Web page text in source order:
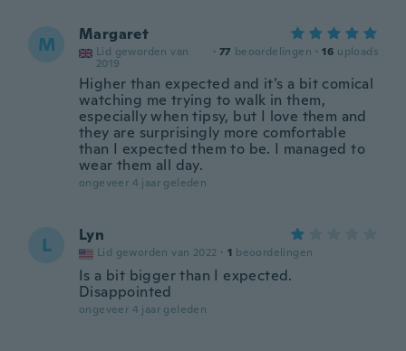
M Margaret
Lid geworden van
2019
· 77 beoordelingen · 16 uploads
Higher than expected and it’s a bit comical
watching me trying to walk in them,
especially when tipsy, but I love them and
they are surprisingly more comfortable
than I expected them to be. I managed to
wear them all day.
ongeveer 4 jaar geleden
L Lyn
Lid geworden van 2022 · 1 beoordelingen
Is a bit bigger than I expected.
Disappointed
ongeveer 4 jaar geleden